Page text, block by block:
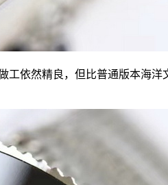
依然精良，但比普通版本海